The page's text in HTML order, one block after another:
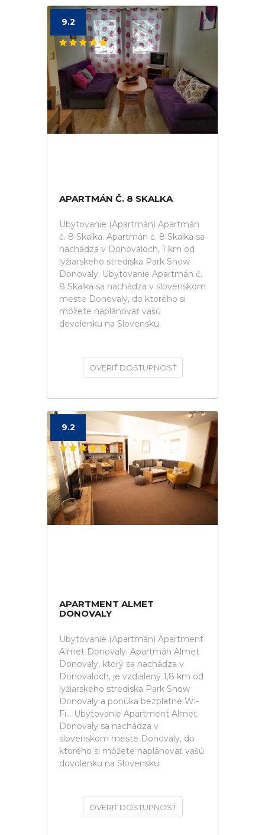
9.2
APARTMÁN Č. 8 SKALKA
Ubytovanie (Apartmán) Apartmán
č. 8 Skalka. Apartmán č. 8 Skalka sa
nachádza v Donovaloch, 1 km od
lyžiarskeho strediska Park Snow
Donovaly. Ubytovanie Apartmán č.
8 Skalka sa nachádza v slovenskom
meste Donovaly, do ktorého si
môžete naplánovať vašú
dovolenku na Slovensku.
OVERIŤ DOSTUPNOSŤ
9.2
APARTMENT ALMET
DONOVALY
Ubytovanie (Apartmán) Apartment
Almet Donovaly. Apartmán Almet
Donovaly, ktorý sa nachádza v
Donovaloch, je vzdialený 1,8 km od
lyžiarskeho strediska Park Snow
Donovaly a ponúka bezplatné Wi-
Fi... Ubytovanie Apartment Almet
Donovaly sa nachádza v
slovenskom meste Donovaly, do
ktorého si môžete naplánovať vašú
dovolenku na Slovensku.
OVERIŤ DOSTUPNOSŤ